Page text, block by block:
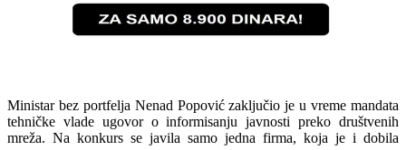
Ministar bez portfelja Nenad Popović zaključio je u vreme mandata
tehničke vlade ugovor o informisanju javnosti preko društvenih
mreža. Na konkurs se javila samo jedna firma, koja je i dobila